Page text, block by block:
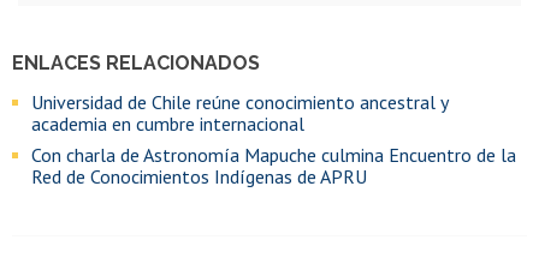
ENLACES RELACIONADOS
Universidad de Chile reúne conocimiento ancestral y
academia en cumbre internacional
Con charla de Astronomía Mapuche culmina Encuentro de la
Red de Conocimientos Indígenas de APRU